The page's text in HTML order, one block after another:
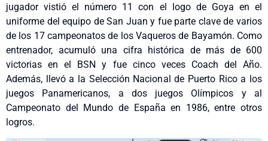
jugador vistió el número 11 con el logo de Goya en el
uniforme del equipo de San Juan y fue parte clave de varios
de los 17 campeonatos de los Vaqueros de Bayamón. Como
entrenador, acumuló una cifra histórica de más de 600
victorias en el BSN y fue cinco veces Coach del Año.
Además, llevó a la Selección Nacional de Puerto Rico a los
juegos Panamericanos, a dos juegos Olímpicos y al
Campeonato del Mundo de España en 1986, entre otros
logros.